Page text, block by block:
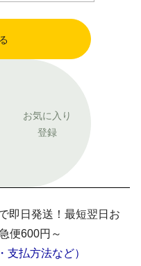
お気に入り
登録
即日発送！最短翌日お
便600円～
支払方法など）